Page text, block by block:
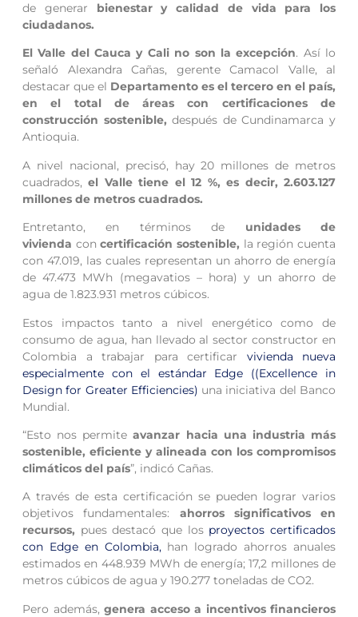
de generar bienestar y calidad de vida para los
ciudadanos.
El Valle del Cauca y Cali no son la excepción. Así lo
señaló Alexandra Cañas, gerente Camacol Valle, al
destacar que el Departamento es el tercero en el país,
en el total de áreas con certificaciones de
construcción sostenible, después de Cundinamarca y
Antioquia.
A nivel nacional, precisó, hay 20 millones de metros
cuadrados,el Valle tiene el 12 %, es decir, 2.603.127
millones de metros cuadrados.
Entretanto, en términos de unidades de
vivienda concertificación sostenible, la región cuenta
con 47.019, las cuales representan un ahorro de energía
de 47.473 MWh (megavatios – hora) y un ahorro de
agua de 1.823.931 metros cúbicos.
Estos impactos tanto a nivel energético como de
consumo de agua, han llevado al sector constructor en
Colombia a trabajar para certificar vivienda nueva
especialmente con el estándar Edge ((Excellence in
Design for Greater Efficiencies) una iniciativa del Banco
Mundial.
“Esto nos permiteavanzar hacia una industria más
sostenible, eficiente y alineada con los compromisos
climáticos del país”, indicó Cañas.
A través de esta certificación se pueden lograr varios
objetivos fundamentales: ahorros significativos en
recursos, pues destacó que los proyectos certificados
con Edge en Colombia,han logrado ahorros anuales
estimados en 448.939 MWh de energía; 17,2 millones de
metros cúbicos de agua y 190.277 toneladas de CO2.
Pero además, genera acceso a incentivos financieros